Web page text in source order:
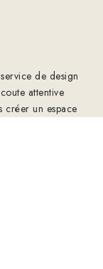
de design
attentive
créer un espace